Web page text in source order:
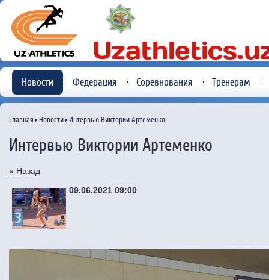
Новости Федерация Соревнования Тренерам
Главная Новости Интервью Виктории Артеменко
Интервью Виктории Артеменко
« Назад
09.06.2021 09:00